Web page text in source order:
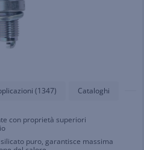
(1347) Cataloghi
con proprietà superiori
puro, garantisce massima